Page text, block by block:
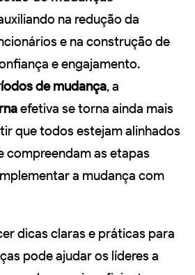
na redução da
e na construção de
e engajamento.
de mudança, a
efetiva se torna ainda mais
que todos estejam alinhados
compreendam as etapas
a mudança com
dicas claras e práticas para
pode ajudar os líderes a